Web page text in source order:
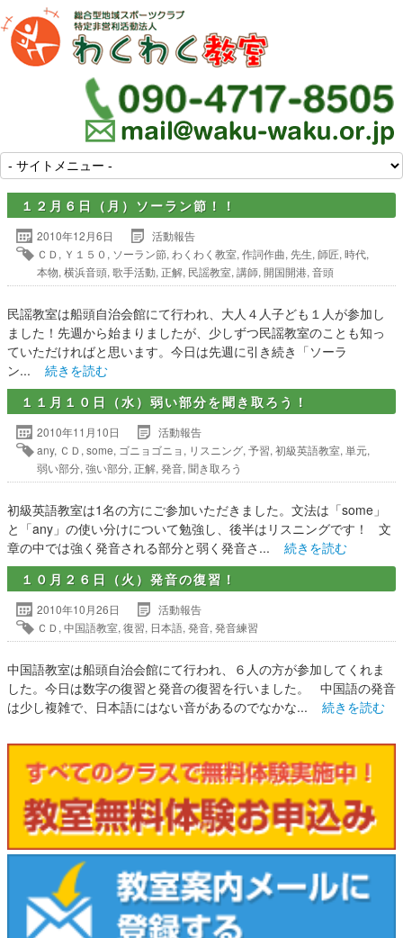
１２月６日（月）ソーラン節！！
2010年12月6日
活動報告
ＣＤ, Ｙ１５０ , ソーラン節, わくわく教室, 作詞作曲, 先生, 師匠, 時代,
本物, 横浜音頭, 歌手活動, 正解, 民謡教室, 講師, 開国開港, 音頭
民謡教室は船頭自治会館にて行われ、大人４人子ども１人が参加し
ました！先週から始まりましたが、少しずつ民謡教室のことも知っ
ていただければと思います。今日は先週に引き続き「ソーラ
ン... 続きを読む
１１月１０日（水）弱い部分を聞き取ろう！
2010年11月10日
活動報告
any, ＣＤ, some, ゴニョゴニョ , リスニング, 予習, 初級英語教室, 単元,
弱い部分, 強い部分, 正解, 発音, 聞き取ろう
初級英語教室は1名の方にご参加いただきました。文法は「some」
と「any」の使い分けについて勉強し、後半はリスニングです！ 文
章の中では強く発音される部分と弱く発音さ... 続きを読む
１０月２６日（火）発音の復習！
2010年10月26日
活動報告
ＣＤ, 中国語教室, 復習, 日本語, 発音, 発音練習
中国語教室は船頭自治会館にて行われ、６人の方が参加してくれま
した。今日は数字の復習と発音の復習を行いました。 中国語の発音
は少し複雑で、日本語にはない音があるのでなかな... 続きを読む